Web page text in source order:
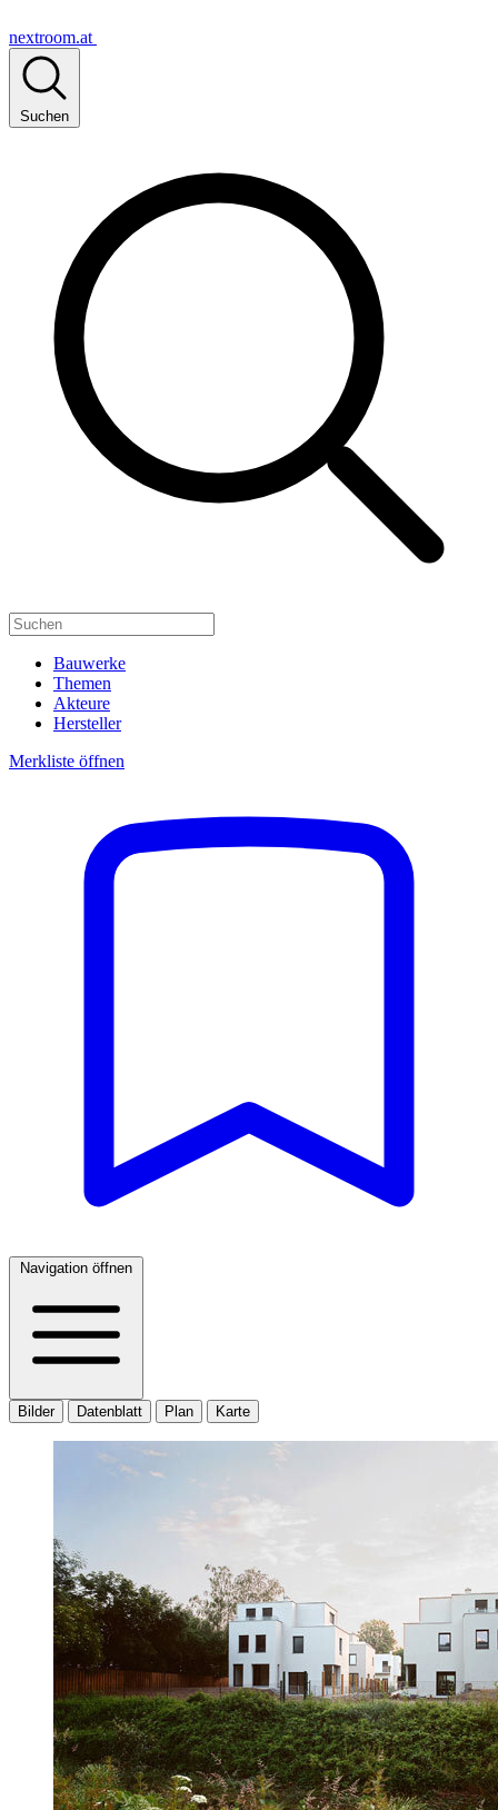
nextroom.at
Suchen
Bauwerke
Themen
Akteure
Hersteller
Merkliste öffnen
Navigation öffnen
Bilder Datenblatt Plan Karte